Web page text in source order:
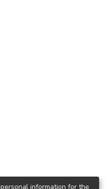
information for the